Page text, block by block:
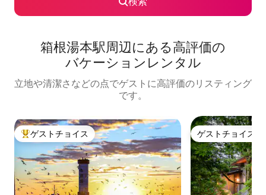
箱根湯本駅⁠周⁠辺⁠に⁠あ⁠る高⁠評⁠価⁠の
バ⁠ケ⁠ー⁠シ⁠ョ⁠ン⁠レ⁠ン⁠タ⁠ル
立地や清潔さなどの点でゲストに高評価のリスティング
です。
大好評のゲストチョイスです。
ゲストチョイス ゲストチョイス
ゲストチョイス